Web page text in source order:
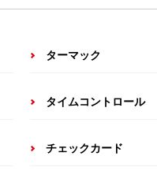
ターマック
タイムコントロール
チェックカード